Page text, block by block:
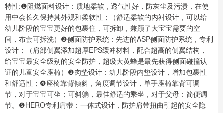
特性:❶阻燃面料设计：质地柔软，透气性好，防灰尘及污渍，在使
用中会长久保持其外观和柔软性；（舒适柔软的内衬设计，可以给
幼儿阶段的宝宝更好的包裹住，可拆卸，兼顾了大宝宝需要的空
间，布套可拆洗）❷侧面防护系统：先进的ASP侧面防护系统，专利
设计；（肩部侧翼添加超厚EPS缓冲材料，配合超高的侧翼结构，
给宝宝最安全级别的安全防护，超级大黄蜂是最先获得侧面碰撞认
证的儿童安全座椅）❸肉垫设计：幼儿阶段内垫设计，增加包裹性
和舒适性；❹座椅靠背倾斜，角度调节设计，单手座椅靠背可调
节，对于宝宝可坐；可斜躺，最佳舒适的乘坐，对于父母：简便调
节。❺HERO专利肩带：一体式设计，防护肩带扭曲引起的安全隐